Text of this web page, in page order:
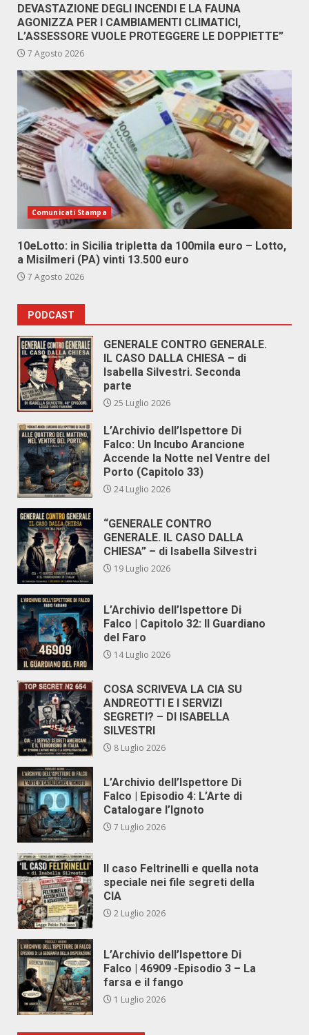
DEVASTAZIONE DEGLI INCENDI E LA FAUNA
AGONIZZA PER I CAMBIAMENTI CLIMATICI,
L’ASSESSORE VUOLE PROTEGGERE LE DOPPIETTE”
7 Agosto 2026
Comunicati Stampa
10eLotto: in Sicilia tripletta da 100mila euro – Lotto,
a Misilmeri (PA) vinti 13.500 euro
7 Agosto 2026
PODCAST
GENERALE CONTRO GENERALE.
IL CASO DALLA CHIESA – di
Isabella Silvestri. Seconda
parte
25 Luglio 2026
L’Archivio dell’Ispettore Di
Falco: Un Incubo Arancione
Accende la Notte nel Ventre del
Porto (Capitolo 33)
24 Luglio 2026
“GENERALE CONTRO
GENERALE. IL CASO DALLA
CHIESA” – di Isabella Silvestri
19 Luglio 2026
L’Archivio dell’Ispettore Di
Falco | Capitolo 32: Il Guardiano
del Faro
14 Luglio 2026
COSA SCRIVEVA LA CIA SU
ANDREOTTI E I SERVIZI
SEGRETI? – DI ISABELLA
SILVESTRI
8 Luglio 2026
L’Archivio dell’Ispettore Di
Falco | Episodio 4: L’Arte di
Catalogare l’Ignoto
7 Luglio 2026
Il caso Feltrinelli e quella nota
speciale nei file segreti della
CIA
2 Luglio 2026
L’Archivio dell’Ispettore Di
Falco | 46909 -Episodio 3 – La
farsa e il fango
1 Luglio 2026